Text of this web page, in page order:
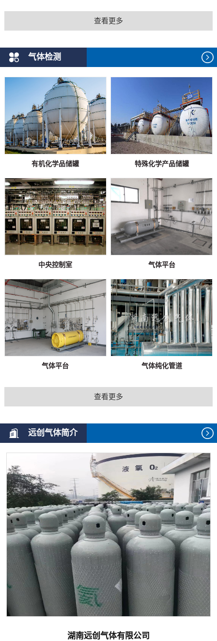
查看更多
气体检测
有机化学品储罐 特殊化学产品储罐
中央控制室 气体平台
气体平台 气体纯化管道
查看更多
远创气体简介
湖南远创气体有限公司